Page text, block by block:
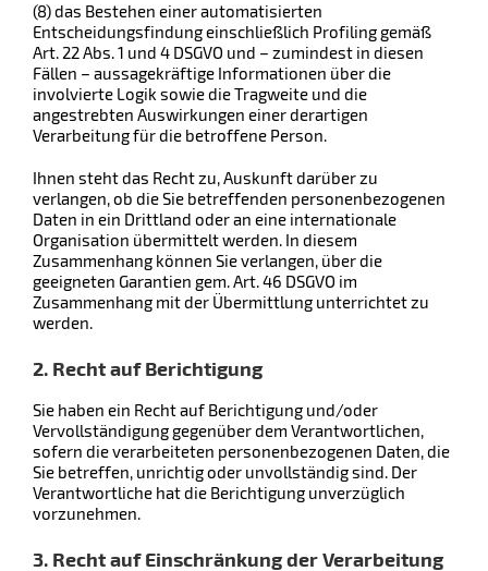
(8) das Bestehen einer automatisierten
Entscheidungsfindung einschließlich Profiling gemäß
Art. 22 Abs. 1 und 4 DSGVO und – zumindest in diesen
Fällen – aussagekräftige Informationen über die
involvierte Logik sowie die Tragweite und die
angestrebten Auswirkungen einer derartigen
Verarbeitung für die betroffene Person.
Ihnen steht das Recht zu, Auskunft darüber zu
verlangen, ob die Sie betreffenden personenbezogenen
Daten in ein Drittland oder an eine internationale
Organisation übermittelt werden. In diesem
Zusammenhang können Sie verlangen, über die
geeigneten Garantien gem. Art. 46 DSGVO im
Zusammenhang mit der Übermittlung unterrichtet zu
werden.
2. Recht auf Berichtigung
Sie haben ein Recht auf Berichtigung und/oder
Vervollständigung gegenüber dem Verantwortlichen,
sofern die verarbeiteten personenbezogenen Daten, die
Sie betreffen, unrichtig oder unvollständig sind. Der
Verantwortliche hat die Berichtigung unverzüglich
vorzunehmen.
3. Recht auf Einschränkung der Verarbeitung